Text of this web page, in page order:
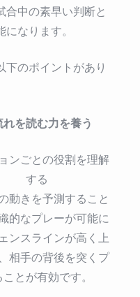
合中の素早い判断と
なります。
下のポイントがあり
を読む力を養う
ンごとの役割を理解
する
動きを予測すること
的なプレーが可能に
ンスラインが高く上
相手の背後を突くプ
とが有効です。